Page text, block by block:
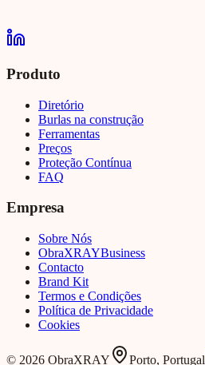
Produto
Diretório
Burlas na construção
Ferramentas
Preços
Proteção Contínua
FAQ
Empresa
Sobre Nós
ObraXRAYBusiness
Contacto
Brand Kit
Termos e Condições
Política de Privacidade
Cookies
© 2026 ObraXRAY Porto, Portugal